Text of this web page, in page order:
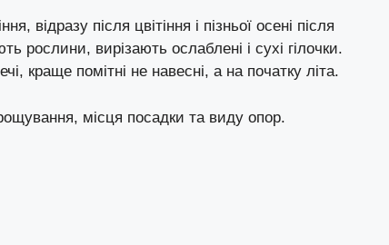
відразу після цвітіння і пізньої осені після
рослини, вирізають ослаблені і сухі гілочки.
краще помітні не навесні, а на початку літа.
місця посадки та виду опор.